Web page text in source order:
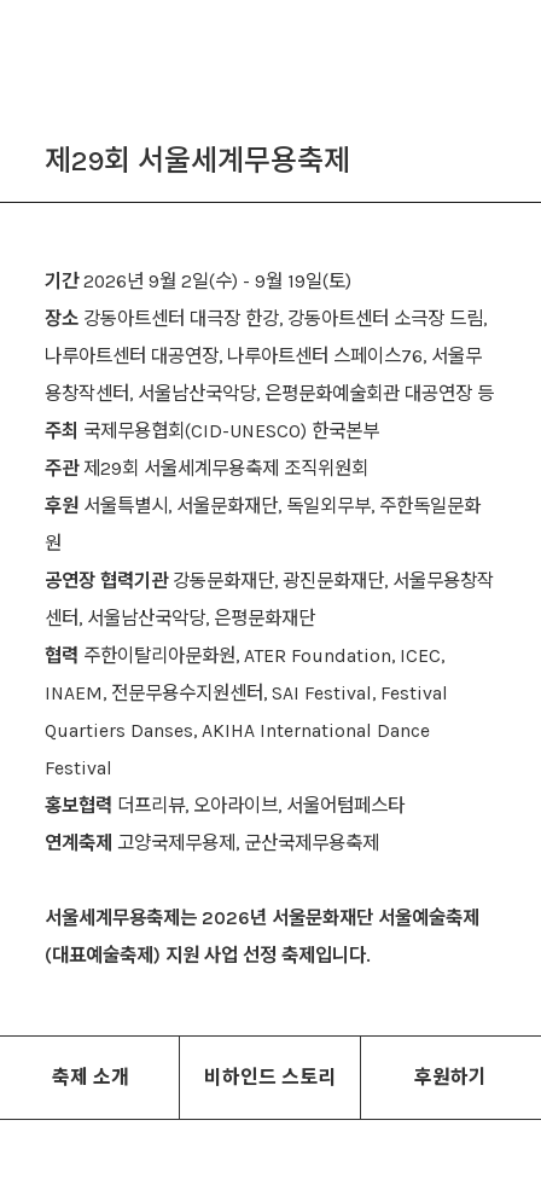
제29회 서울세계무용축제
기간2026년 9월 2일(수) - 9월 19일(토)
장소 강동아트센터 대극장 한강, 강동아트센터 소극장 드림,
나루아트센터 대공연장, 나루아트센터 스페이스76, 서울무
용창작센터, 서울남산국악당, 은평문화예술회관 대공연장 등
주최 국제무용협회(CID-UNESCO) 한국본부
주관제29회 서울세계무용축제 조직위원회
후원 서울특별시, 서울문화재단, 독일외무부, 주한독일문화
원
공연장 협력기관강동문화재단, 광진문화재단, 서울무용창작
센터, 서울남산국악당, 은평문화재단
협력 주한이탈리아문화원, ATER Foundation, ICEC,
INAEM, 전문무용수지원센터, SAI Festival, Festival
Quartiers Danses, AKIHA International Dance
Festival
홍보협력 더프리뷰, 오아라이브, 서울어텀페스타
연계축제 고양국제무용제, 군산국제무용축제
서울세계무용축제는 2026년 서울문화재단 서울예술축제
(대표예술축제) 지원 사업 선정 축제입니다.
축제 소개 비하인드 스토리 후원하기